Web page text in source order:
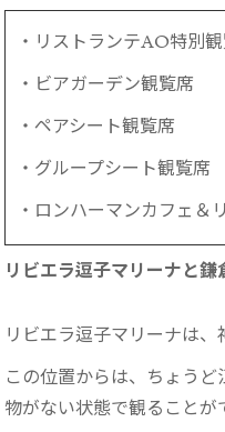
・リストランテAO特別
・ビアガーデン観覧席
・ペアシート観覧席
・グループシート観覧席
・ロンハーマンカフェ＆
リビエラ逗子マリーナと鎌
リビエラ逗子マリーナは、
この位置からは、ちょう
物がない状態で観ることが